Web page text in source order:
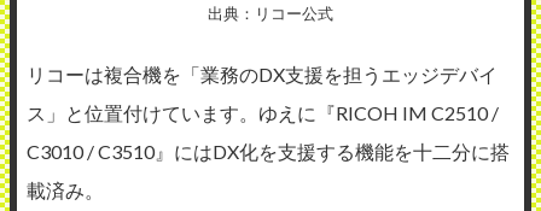
出典：リコー公式
リコーは複合機を「業務のDX支援を担うエッジデバイ
ス」と位置付けています。ゆえに『RICOH IM C2510 /
C3010 / C3510』にはDX化を支援する機能を十二分に搭
載済み。